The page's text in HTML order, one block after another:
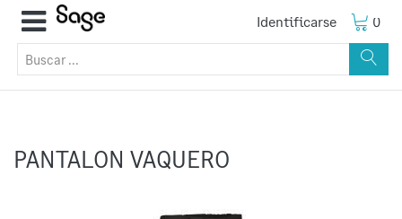
Identificarse 0
PANTALON VAQUERO